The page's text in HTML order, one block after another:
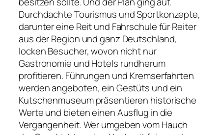
Durchdachte Tourismus­ und Sportkonzepte,
darunter eine Reit­ und Fahrschule für Reiter
aus der Region und ganz Deutschland,
locken Besucher, wovon nicht nur
Gastronomie und Hotels rundherum
profitieren. Führungen und Kremserfahrten
werden angeboten, ein Gestüts­ und ein
Kutschenmuseum präsentieren historische
Werte und bieten einen Ausflug in die
Vergangenheit. Wer umgeben vom Hauch